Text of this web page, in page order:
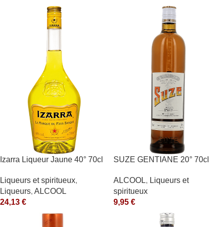
Izarra Liqueur Jaune 40° 70cl
Liqueurs et spiritueux,
Liqueurs, ALCOOL
24,13 €
SUZE GENTIANE 20° 70cl
ALCOOL, Liqueurs et
spiritueux
9,95 €